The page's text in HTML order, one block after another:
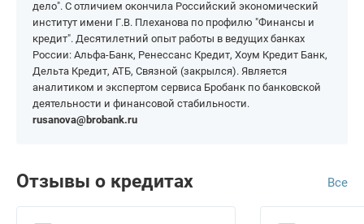
дело". С отличием окончила Российский экономический
институт имени Г.В. Плеханова по профилю "Финансы и
кредит". Десятилетний опыт работы в ведущих банках
России: Альфа-Банк, Ренессанс Кредит, Хоум Кредит Банк,
Дельта Кредит, АТБ, Связной (закрылся). Является
аналитиком и экспертом сервиса Бробанк по банковской
деятельности и финансовой стабильности.
rusanova@brobank.ru
Отзывы о кредитах Все